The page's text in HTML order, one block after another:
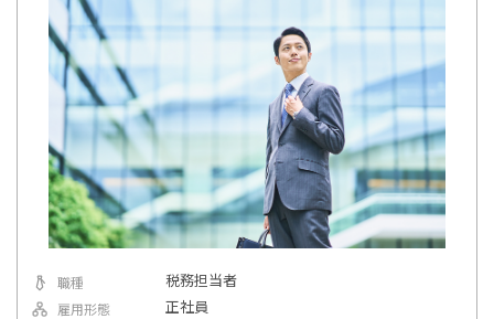
職種 税務担当者
雇用形態 正社員